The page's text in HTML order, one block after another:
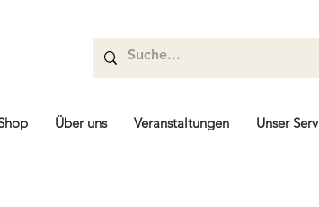
Über uns Veranstaltungen Unser